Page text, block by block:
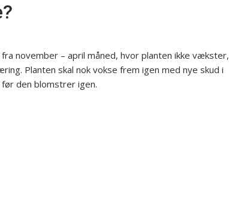
november – april måned, hvor planten ikke vækster,
Planten skal nok vokse frem igen med nye skud i
den blomstrer igen.